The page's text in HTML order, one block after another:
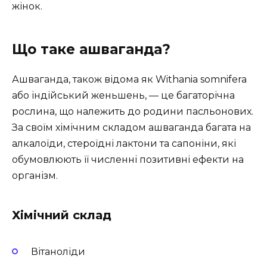
жінок.
Що таке ашваганда?
Ашваганда, також відома як Withania somnifera
або індійський женьшень, — це багаторічна
рослина, що належить до родини пасльонових.
За своїм хімічним складом ашваганда багата на
алкалоїди, стероїдні лактони та сапоніни, які
обумовлюють її численні позитивні ефекти на
організм.
Хімічний склад
Вітаноліди